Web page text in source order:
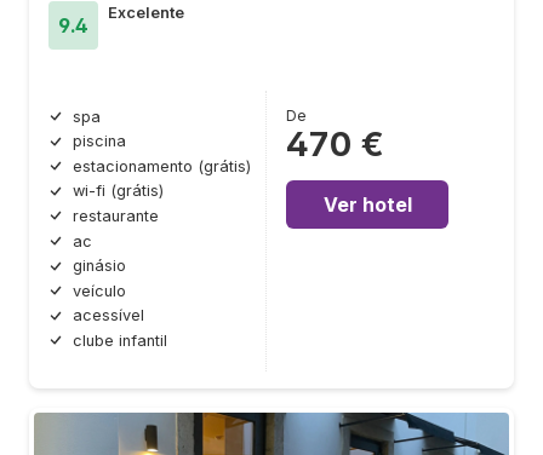
9.4
Excelente
spa
piscina
estacionamento (grátis)
wi-fi (grátis)
restaurante
ac
ginásio
veículo
acessível
clube infantil
De
470 €
Ver hotel